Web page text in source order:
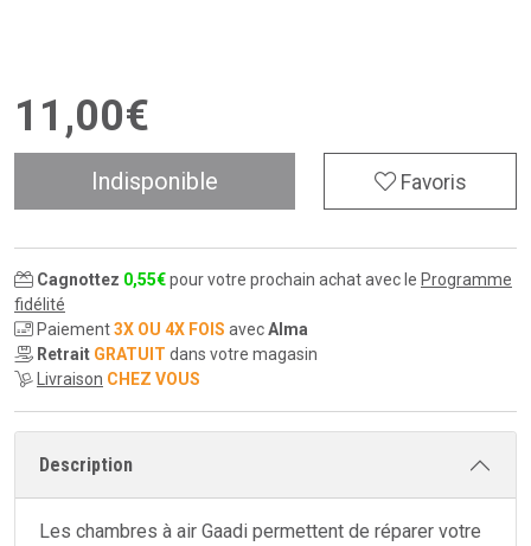
11 ,00€
Indisponible Favoris
Cagnottez 0,55€pour votre prochain achat avec le Programme
fidélité
Paiement3X OU 4X FOIS avecAlma
Retrait GRATUIT dans votre magasin
Livraison CHEZ VOUS
Description
Les chambres à air Gaadi permettent de réparer votre